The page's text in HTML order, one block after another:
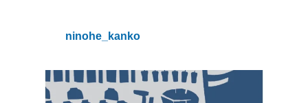
ninohe_kanko